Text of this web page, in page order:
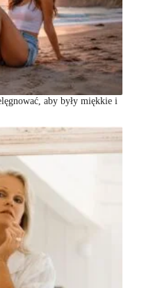
aby były miękkie i